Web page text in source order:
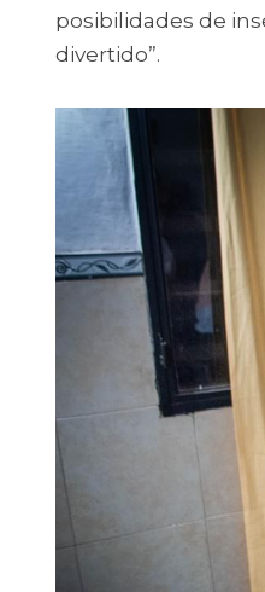
posibilidades de
divertido”.